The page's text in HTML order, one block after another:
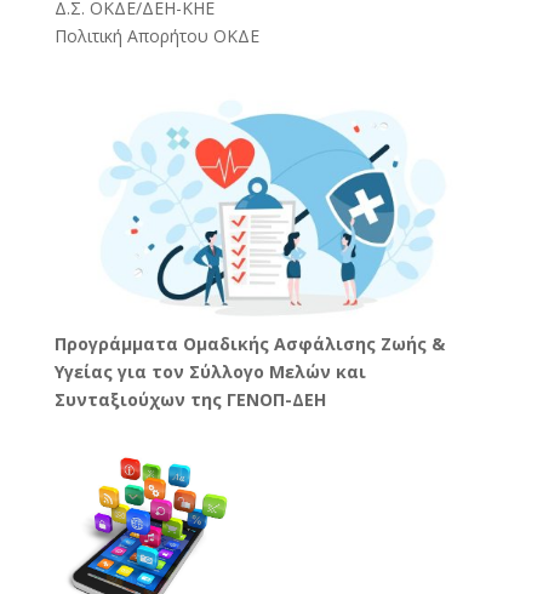
Δ.Σ. ΟΚΔΕ/ΔΕΗ-ΚΗΕ
Πολιτική Απορήτου ΟΚΔΕ
Προγράμματα Ομαδικής Ασφάλισης Ζωής &
Υγείας για τον Σύλλογο Μελών και
Συνταξιούχων της ΓΕΝΟΠ-ΔΕΗ